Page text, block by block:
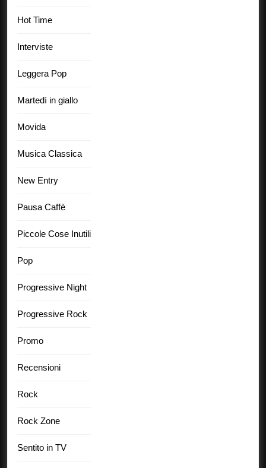
Hot Time
Interviste
Leggera Pop
Martedì in giallo
Movida
Musica Classica
New Entry
Pausa Caffè
Piccole Cose Inutili
Pop
Progressive Night
Progressive Rock
Promo
Recensioni
Rock
Rock Zone
Sentito in TV